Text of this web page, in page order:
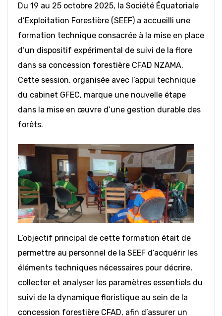
Du 19 au 25 octobre 2025, la Société Équatoriale
d’Exploitation Forestière (SEEF) a accueilli une
formation technique consacrée à la mise en place
d’un dispositif expérimental de suivi de la flore
dans sa concession forestière CFAD NZAMA.
Cette session, organisée avec l’appui technique
du cabinet GFEC, marque une nouvelle étape
dans la mise en œuvre d’une gestion durable des
forêts.
L’objectif principal de cette formation était de
permettre au personnel de la SEEF d’acquérir les
éléments techniques nécessaires pour décrire,
collecter et analyser les paramètres essentiels du
suivi de la dynamique floristique au sein de la
concession forestière CFAD, afin d’assurer un